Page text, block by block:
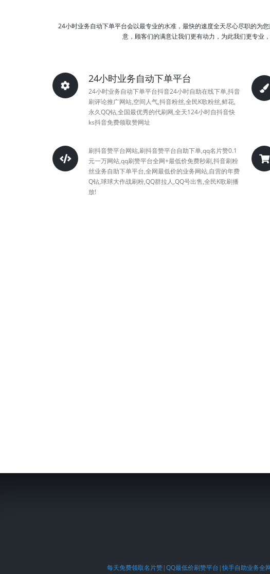
24小时业务自动下单平台会以最专业的水准，最快的速度全天尽心尽职的为
意，顾客们的满意让我们更有动力，为此我们更专业
24小时业务自动下单平台
24小时业务自动下单平台抖音24小时自助在线下单,抖音
刷评论推广网站,空间人气,抖音粉丝,全民K歌粉丝,鲜花,
永久QQ钻,全国最优秀的代刷网,全天124小时自抖音快
ks抖音免费领取赞网址
刷抖音赞平台网站,刷抖音赞平台自助下单,qq名片赞0.1
元一万网站,qq刷赞平台全网+最低价免费秒刷,抖音刷粉
丝业务自助下单平台,全网最低价的业务网站,自营的年费
Q钻,球球大作战刷粉,QQ群拉人,QQ号出售,全民K歌刷播
放!
每天免费领取名片赞|QQ最低价刷赞平台 |快手自助业务全